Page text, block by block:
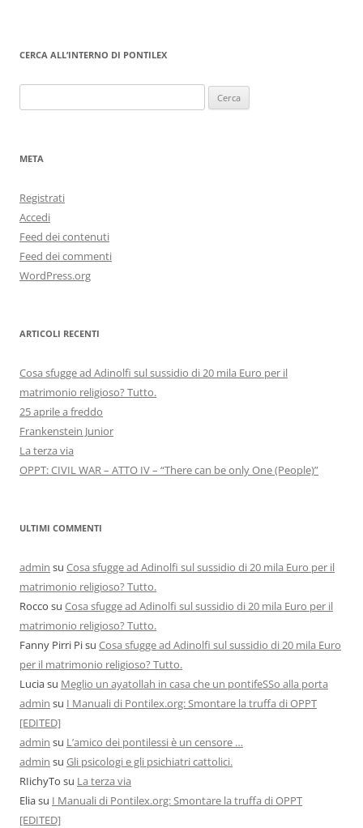
CERCA ALL’INTERNO DI PONTILEX
per:
META
Registrati
Accedi
Feed dei contenuti
Feed dei commenti
WordPress.org
ARTICOLI RECENTI
Cosa sfugge ad Adinolfi sul sussidio di 20 mila Euro per il
matrimonio religioso? Tutto.
25 aprile a freddo
Frankenstein Junior
La terza via
OPPT: CIVIL WAR – ATTO IV – “There can be only One (People)”
ULTIMI COMMENTI
admin su Cosa sfugge ad Adinolfi sul sussidio di 20 mila Euro per il
matrimonio religioso? Tutto.
Rocco su Cosa sfugge ad Adinolfi sul sussidio di 20 mila Euro per il
matrimonio religioso? Tutto.
Fanny Pirri Pisu Cosa sfugge ad Adinolfi sul sussidio di 20 mila Euro
per il matrimonio religioso? Tutto.
Luciasu Meglio un ayatollah in casa che un pontifeSSo alla porta
admin su I Manuali di Pontilex.org: Smontare la truffa di OPPT
[EDITED]
admin su L’amico dei pontilessi è un censore …
admin su Gli psicologi e gli psichiatri cattolici.
RIichyTo su La terza via
Eliasu I Manuali di Pontilex.org: Smontare la truffa di OPPT
[EDITED]